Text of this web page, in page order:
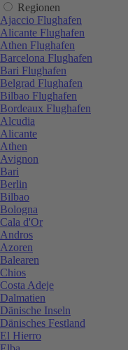
Regionen
Ajaccio Flughafen
Alicante Flughafen
Athen Flughafen
Barcelona Flughafen
Bari Flughafen
Belgrad Flughafen
Bilbao Flughafen
Bordeaux Flughafen
Alcudia
Alicante
Athen
Avignon
Bari
Berlin
Bilbao
Bologna
Cala d'Or
Andros
Azoren
Balearen
Chios
Costa Adeje
Dalmatien
Dänische Inseln
Dänisches Festland
El Hierro